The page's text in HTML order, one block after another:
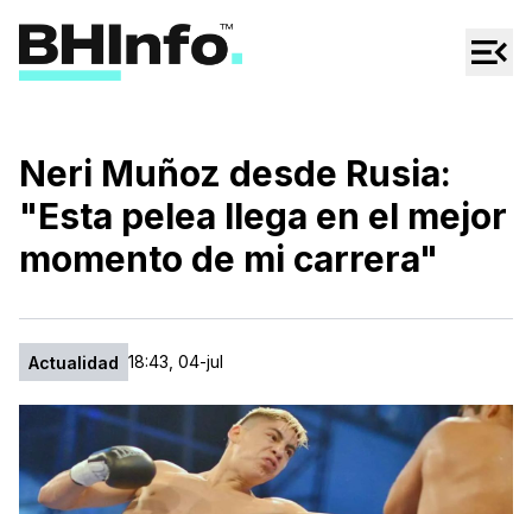
Regionales
Espectáculos
Tecno
Neri Muñoz desde Rusia:
"Esta pelea llega en el mejor
momento de mi carrera"
Actualidad 18:43, 04-jul